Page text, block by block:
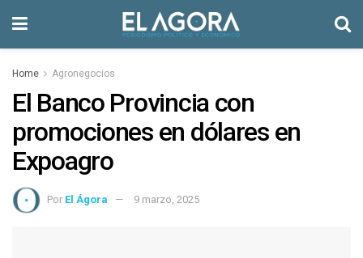
Home Agronegocios
El Banco Provincia con
promociones en dólares en
Expoagro
Por El Ágora 9 marzo, 2025